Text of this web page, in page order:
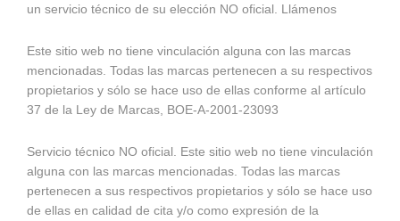
un servicio técnico de su elección NO oficial. Llámenos
Este sitio web no tiene vinculación alguna con las marcas
mencionadas. Todas las marcas pertenecen a su respectivos
propietarios y sólo se hace uso de ellas conforme al artículo
37 de la Ley de Marcas, BOE-A-2001-23093
Servicio técnico NO oficial. Este sitio web no tiene vinculación
alguna con las marcas mencionadas. Todas las marcas
pertenecen a sus respectivos propietarios y sólo se hace uso
de ellas en calidad de cita y/o como expresión de la